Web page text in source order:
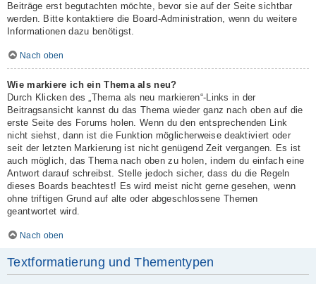
Beiträge erst begutachten möchte, bevor sie auf der Seite sichtbar
werden. Bitte kontaktiere die Board-Administration, wenn du weitere
Informationen dazu benötigst.
Nach oben
Wie markiere ich ein Thema als neu?
Durch Klicken des „Thema als neu markieren“-Links in der
Beitragsansicht kannst du das Thema wieder ganz nach oben auf die
erste Seite des Forums holen. Wenn du den entsprechenden Link
nicht siehst, dann ist die Funktion möglicherweise deaktiviert oder
seit der letzten Markierung ist nicht genügend Zeit vergangen. Es ist
auch möglich, das Thema nach oben zu holen, indem du einfach eine
Antwort darauf schreibst. Stelle jedoch sicher, dass du die Regeln
dieses Boards beachtest! Es wird meist nicht gerne gesehen, wenn
ohne triftigen Grund auf alte oder abgeschlossene Themen
geantwortet wird.
Nach oben
Textformatierung und Thementypen